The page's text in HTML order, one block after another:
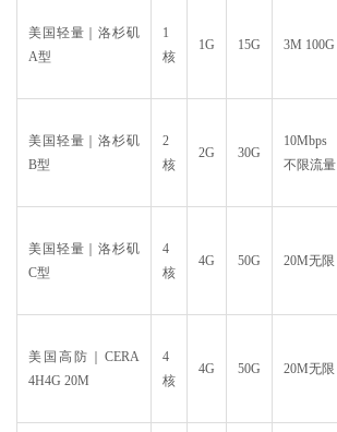
美国轻量｜洛杉矶
A型
1
核
1G 15G 3M 100G
美国轻量｜洛杉矶
B型
2
核
2G 30G
10Mbps
不限流量
美国轻量｜洛杉矶
C型
4
核
4G 50G 20M无限
美国高防｜CERA
4H4G 20M
4
核
4G 50G 20M无限